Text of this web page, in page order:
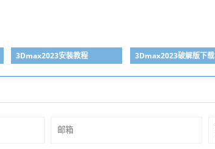
3Dmax2023安装教程 3Dmax2023破解版下载